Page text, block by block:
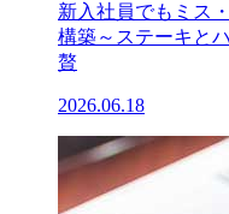
新入社員でもミス
構築～ステーキと
贅
2026.06.18